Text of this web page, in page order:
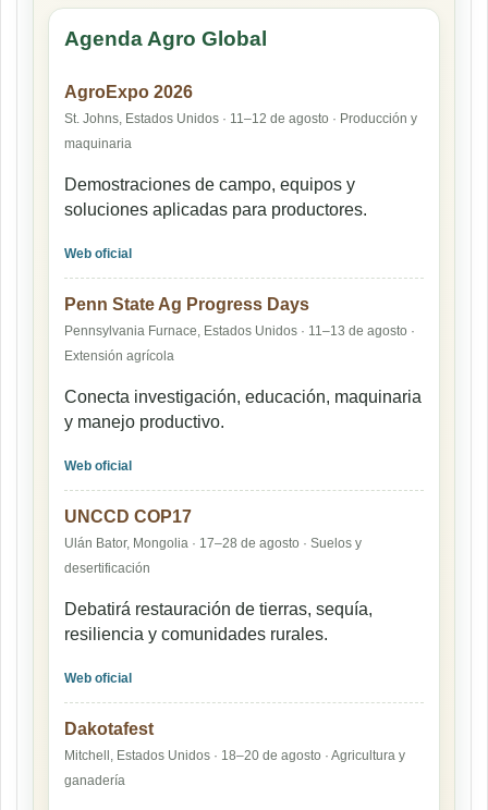
Agenda Agro Global
AgroExpo 2026
St. Johns, Estados Unidos · 11–12 de agosto · Producción y
maquinaria
Demostraciones de campo, equipos y
soluciones aplicadas para productores.
Web oficial
Penn State Ag Progress Days
Pennsylvania Furnace, Estados Unidos · 11–13 de agosto ·
Extensión agrícola
Conecta investigación, educación, maquinaria
y manejo productivo.
Web oficial
UNCCD COP17
Ulán Bator, Mongolia · 17–28 de agosto · Suelos y
desertificación
Debatirá restauración de tierras, sequía,
resiliencia y comunidades rurales.
Web oficial
Dakotafest
Mitchell, Estados Unidos · 18–20 de agosto · Agricultura y
ganadería